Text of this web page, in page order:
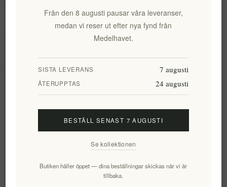
Mitt konto
Prenumerera Avsluta bevakning
Från den 8 augusti pausar våra leveranser,
medan vi reser ut efter nya fynd från
Medelhavet.
SISTA LEVERANS 7 augusti
ÅTERUPPTAS 24 augusti
BESTÄLL SENAST 7 AUGUSTI
Se kollektionen
Butiken håller öppet — dina beställningar skickas när vi är
tillbaka.